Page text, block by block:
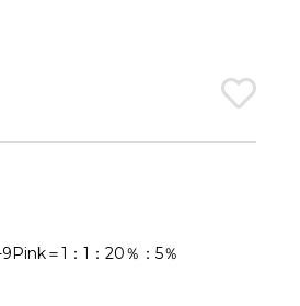
＝1：1：20％：5％